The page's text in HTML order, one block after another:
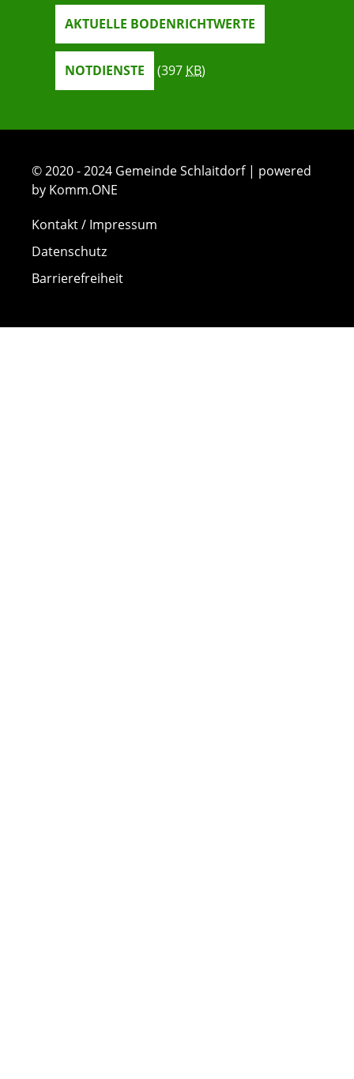
AKTUELLE BODENRICHTWERTE
NOTDIENSTE (397 KB)
© 2020 - 2024 Gemeinde Schlaitdorf | powered
by Komm.ONE
Kontakt / Impressum
Datenschutz
Barrierefreiheit